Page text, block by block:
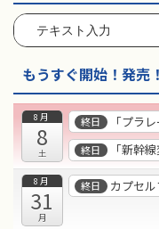
もうすぐ開始！発売！
8月
8
土
終日 「プラ
終日 「新幹
8月
31
月
終日 カプセ